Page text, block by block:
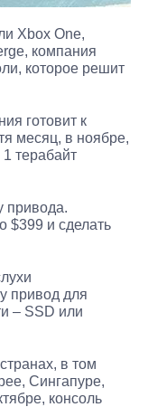
Xbox One,
компания
которое решит
готовит к
месяц, в ноябре,
терабайт
привода.
$399 и сделать
привод для
– SSD или
в том
Сингапуре,
консоль